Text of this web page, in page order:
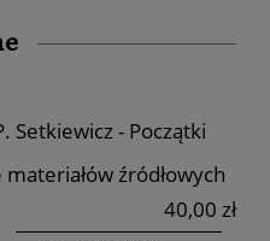
Setkiewicz - Początki
źródłowych
40,00 zł